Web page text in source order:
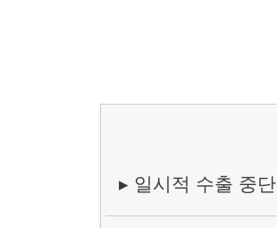
▸ 일시적 수출 중단